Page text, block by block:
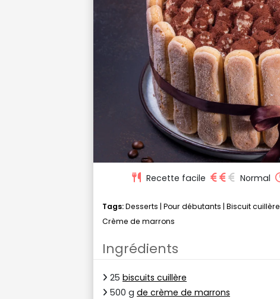
Recette facile Normal
Tags:Desserts | Pour débutants | Biscuit cuillère
Crème de marrons
Ingrédients
25 biscuits cuillère
500 g de crème de marrons